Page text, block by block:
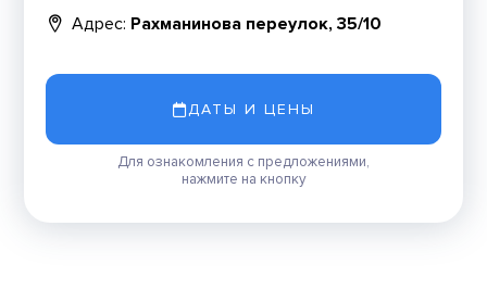
Адрес: Рахманинова переулок, 35/10
ДАТЫ И ЦЕНЫ
Для ознакомления с предложениями,
нажмите на кнопку